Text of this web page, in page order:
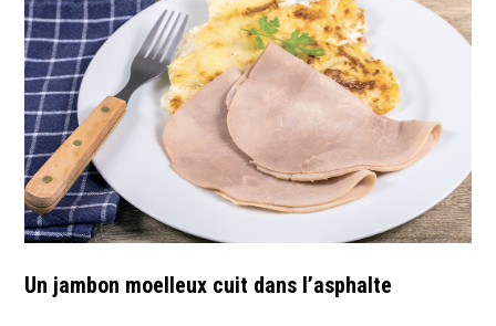
Un jambon moelleux cuit dans l’asphalte